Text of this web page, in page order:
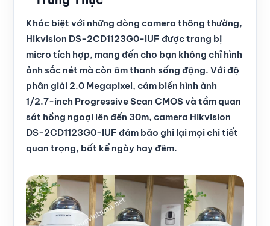
Khác biệt với những dòng camera thông thường,
Hikvision DS-2CD1123G0-IUF được trang bị
micro tích hợp, mang đến cho bạn không chỉ hình
ảnh sắc nét mà còn âm thanh sống động. Với độ
phân giải 2.0 Megapixel, cảm biến hình ảnh
1/2.7-inch Progressive Scan CMOS và tầm quan
sát hồng ngoại lên đến 30m, camera Hikvision
DS-2CD1123G0-IUF đảm bảo ghi lại mọi chi tiết
quan trọng, bất kể ngày hay đêm.